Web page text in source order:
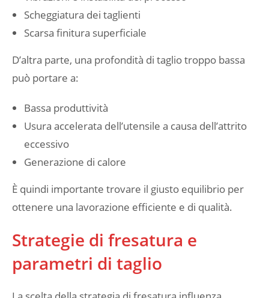
Scheggiatura dei taglienti
Scarsa finitura superficiale
D’altra parte, una profondità di taglio troppo bassa
può portare a:
Bassa produttività
Usura accelerata dell’utensile a causa dell’attrito
eccessivo
Generazione di calore
È quindi importante trovare il giusto equilibrio per
ottenere una lavorazione efficiente e di qualità.
Strategie di fresatura e
parametri di taglio